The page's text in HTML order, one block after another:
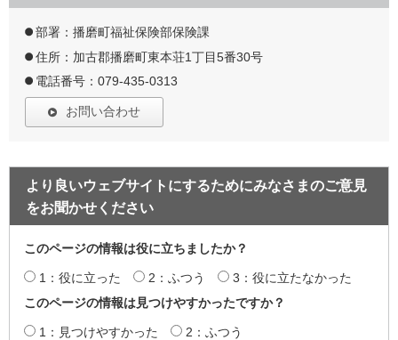
部署：播磨町福祉保険部保険課
住所：加古郡播磨町東本荘1丁目5番30号
電話番号：079-435-0313
お問い合わせ
より良いウェブサイトにするためにみなさまのご意見
をお聞かせください
このページの情報は役に立ちましたか？
1：役に立った 2：ふつう
3：役に立たなかった
このページの情報は見つけやすかったですか？
1：見つけやすかった
2：ふつう